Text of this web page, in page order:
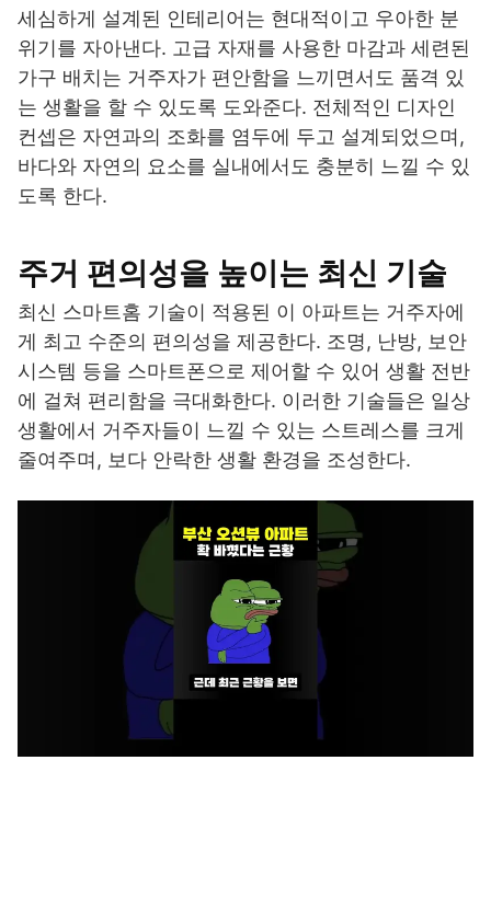
세심하게 설계된 인테리어는 현대적이고 우아한 분
위기를 자아낸다. 고급 자재를 사용한 마감과 세련된
가구 배치는 거주자가 편안함을 느끼면서도 품격 있
는 생활을 할 수 있도록 도와준다. 전체적인 디자인
컨셉은 자연과의 조화를 염두에 두고 설계되었으며,
바다와 자연의 요소를 실내에서도 충분히 느낄 수 있
도록 한다.
주거 편의성을 높이는 최신 기술
최신 스마트홈 기술이 적용된 이 아파트는 거주자에
게 최고 수준의 편의성을 제공한다. 조명, 난방, 보안
시스템 등을 스마트폰으로 제어할 수 있어 생활 전반
에 걸쳐 편리함을 극대화한다. 이러한 기술들은 일상
생활에서 거주자들이 느낄 수 있는 스트레스를 크게
줄여주며, 보다 안락한 생활 환경을 조성한다.